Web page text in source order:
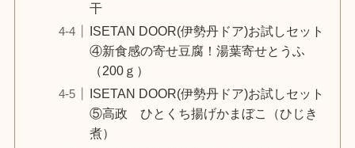
干
ISETAN DOOR(伊勢丹ドア)お試しセット
④新食感の寄せ豆腐！湯葉寄せとうふ
（200ｇ）
ISETAN DOOR(伊勢丹ドア)お試しセット
⑤高政 ひとくち揚げかまぼこ（ひじき
煮）